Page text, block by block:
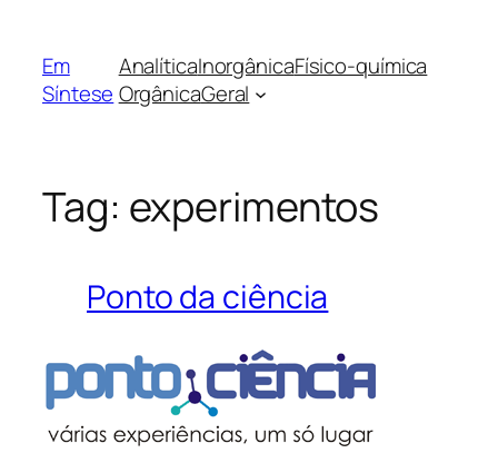
conteúdo
Em
Síntese
AnalíticaInorgânicaFísico-química
OrgânicaGeral
Tag: experimentos
Ponto da ciência